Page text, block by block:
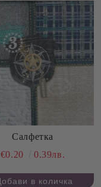
Салфетка
€0.20
0.39лв.